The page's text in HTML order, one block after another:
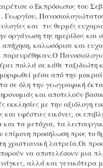
ο Εκπρόσωπος του
και τις θερμές
οργάνωση της ημερίδας και
απήχηση, καλωσόρισε και
παρευρέθηκαν.Ο
πολλά σε κάθε ταξιδιώτη
μέσα από την
σε όλη την γεωγραφική
και αποτελούν
εκκλησίες με την αξιόλογη
και εφέστιες εικόνες, οι
τα μετόχια, τα
προσήλωση προς το
χριστιανική λατρεία.Οι
να αποτελέσουν μια
αλλά και γενικότερα